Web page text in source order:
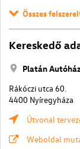
Összes
Kereskedő
Platán
Rákóczi utca 60.
4400 Nyíregyháza
Útvonal
Weboldal